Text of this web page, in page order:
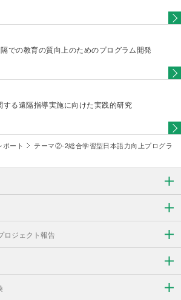
での教育の質向上のためのプログラム開発
する遠隔指導実施に向けた実践的研究
ート
テーマ②-2総合学習型日本語力向上プログラ
ロジェクト報告